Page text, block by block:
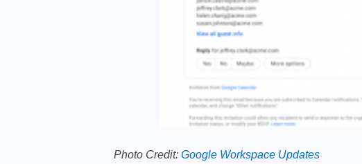
Photo Credit: Google Workspace Updates